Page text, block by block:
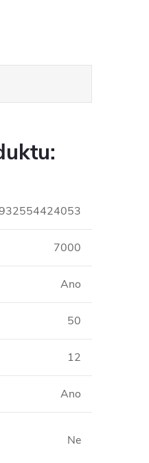
7000
Ano
50
12
Ano
Ne